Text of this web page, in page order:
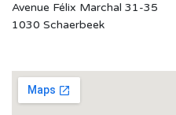
Avenue Félix Marchal 31-35
1030 Schaerbeek